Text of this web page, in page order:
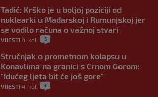
Tadić: Krško je u boljoj poziciji od
nuklearki u Mađarskoj i Rumunjskoj jer
se vodilo računa o važnoj stvari
VIJESTI 4. kol. 5
Stručnjak o prometnom kolapsu u
Konavlima na granici s Crnom Gorom:
"Idućeg ljeta bit će još gore"
VIJESTI 4. kol. 3